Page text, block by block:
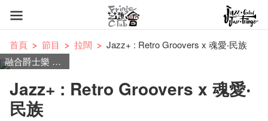
首頁 節目 拉闊
Jazz+ : Retro Groovers x 魂愛‧民族
融合爵士樂 x 街舞
Jazz+ : Retro Groovers x 魂愛‧
民族